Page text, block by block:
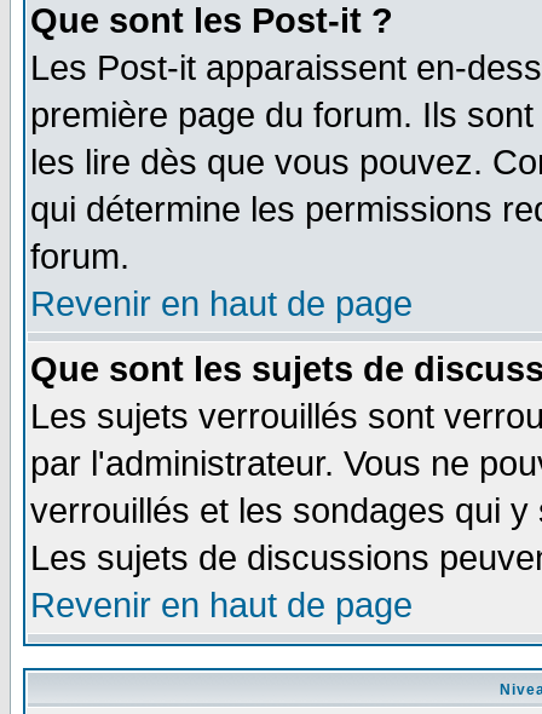
Que sont les Post-it ?
Les Post-it apparaissent en-
première page du forum. Ils
les lire dès que vous pouvez.
qui détermine les permissions
forum.
Revenir en haut de page
Que sont les sujets de
Les sujets verrouillés sont
par l'administrateur. Vous ne
verrouillés et les sondages qui
Les sujets de discussions
Revenir en haut de page